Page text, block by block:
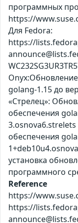
программных
https://
Для Fedora:
https://
golang-1.15 до
«Стрелец»:
обеспечения
обеспечения
установка
программного
Reference
https://
https://